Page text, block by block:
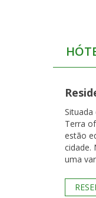
Situada
Terra
estão
cidade. Nesta casa de hóspedes, todos os quartos têm
uma